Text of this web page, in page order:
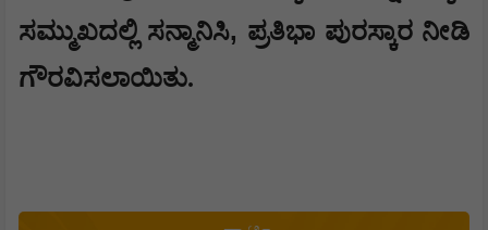
ಸಮ್ಮುಖದಲ್ಲಿ ಸನ್ಮಾನಿಸಿ, ಪ್ರತಿಭಾ ಪುರಸ್ಕಾರ ನೀಡಿ
ಗೌರವಿಸಲಾಯಿತು.